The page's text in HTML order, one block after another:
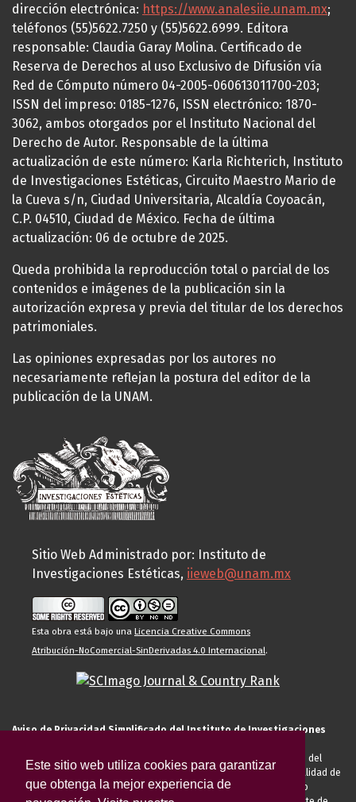
Este sitio web utiliza cookies para garantizar
que obtenga la mejor experiencia de
dirección electrónica: https://www.analesiie.unam.mx;
teléfonos (55)5622.7250 y (55)5622.6999. Editora
responsable: Claudia Garay Molina. Certificado de
Reserva de Derechos al uso Exclusivo de Difusión vía
Red de Cómputo número 04-2005-060613011700-203;
ISSN del impreso: 0185-1276, ISSN electrónico: 1870-
3062, ambos otorgados por el Instituto Nacional del
Derecho de Autor. Responsable de la última
actualización de este número: Karla Richterich, Instituto
de Investigaciones Estéticas, Circuito Maestro Mario de
la Cueva s/n, Ciudad Universitaria, Alcaldía Coyoacán,
C.P. 04510, Ciudad de México. Fecha de última
actualización: 06 de octubre de 2025.
Queda prohibida la reproducción total o parcial de los
contenidos e imágenes de la publicación sin la
autorización expresa y previa del titular de los derechos
patrimoniales.
Las opiniones expresadas por los autores no
necesariamente reflejan la postura del editor de la
publicación de la UNAM.
Sitio Web Administrado por: Instituto de
Investigaciones Estéticas, iieweb@unam.mx
Esta obra está bajo una Licencia Creative Commons
Atribución-NoComercial-SinDerivadas 4.0 Internacional.
Aviso de Privacidad Simplificado del Instituto de Investigaciones
El Instituto de Investigaciones Estéticas de la UNAM, es responsable del
tratamiento de sus datos personales para el registro de usted en calidad de
alumno, docente, personal de la entidad académica, conferencista o